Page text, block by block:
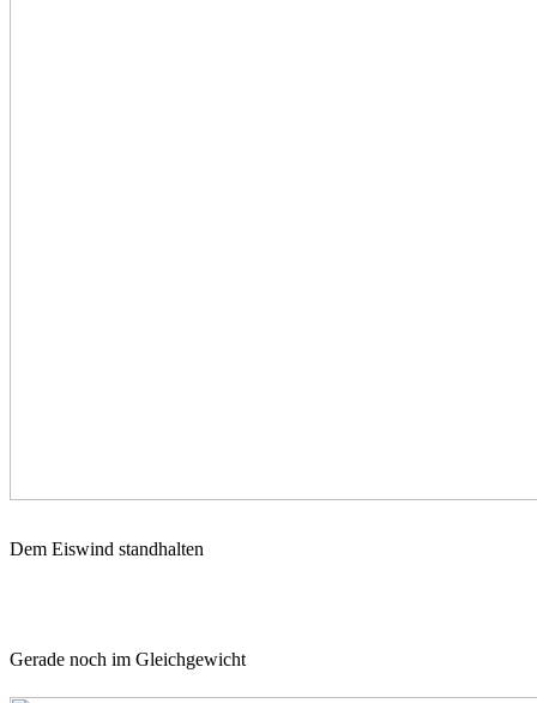
Dem Eiswind standhalten
Gerade noch im Gleichgewicht